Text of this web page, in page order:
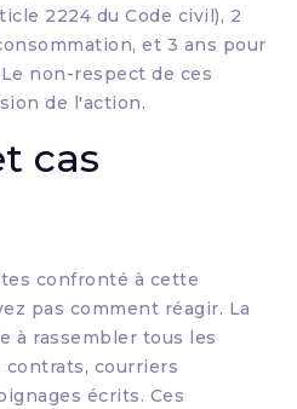
2224 du Code civil), 2
et 3 ans pour
non-respect de ces
de l'action.
cas
confronté à cette
pas comment réagir. La
à rassembler tous les
courriers
écrits. Ces